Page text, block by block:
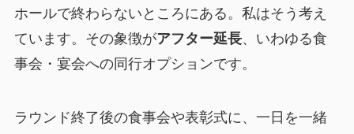
ホールで終わらないところにある。私はそう考え
ています。その象徴がアフター延長、いわゆる食
事会・宴会への同行オプションです。
ラウンド終了後の食事会や表彰式に、一日を一緒